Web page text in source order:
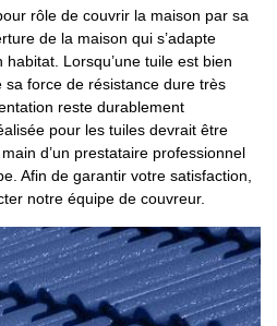
rôle de couvrir la maison par sa
de la maison qui s’adapte
habitat. Lorsqu’une tuile est bien
force de résistance dure très
reste durablement
pour les tuiles devrait être
d’un prestataire professionnel
Afin de garantir votre satisfaction,
notre équipe de couvreur.